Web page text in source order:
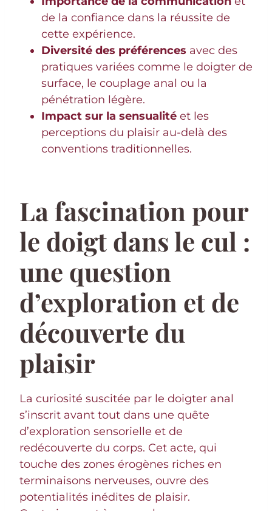
de la confiance dans la réussite de
cette expérience.
Diversité des préférences avec des
pratiques variées comme le doigter de
surface, le couplage anal ou la
pénétration légère.
Impact sur la sensualité et les
perceptions du plaisir au-delà des
conventions traditionnelles.
La fascination pour
le doigt dans le cul :
une question
d’exploration et de
découverte du
plaisir
La curiosité suscitée par le doigter anal
s’inscrit avant tout dans une quête
d’exploration sensorielle et de
redécouverte du corps. Cet acte, qui
touche des zones érogènes riches en
terminaisons nerveuses, ouvre des
potentialités inédites de plaisir.